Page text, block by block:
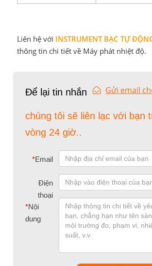
Liên hệ với INSTRUMENT BẠC TỰ
thông tin chi tiết về Máy phát nhiệt độ.
Để lại tin nhắn Gửi email
chúng tôi sẽ liên lạc với bạn
vòng 24 giờ..
*Email
Điện
thoại
*Nội
dung